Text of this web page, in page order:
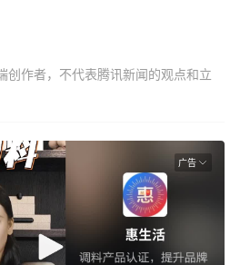
创作者，不代表腾讯新闻的观点和立
广告